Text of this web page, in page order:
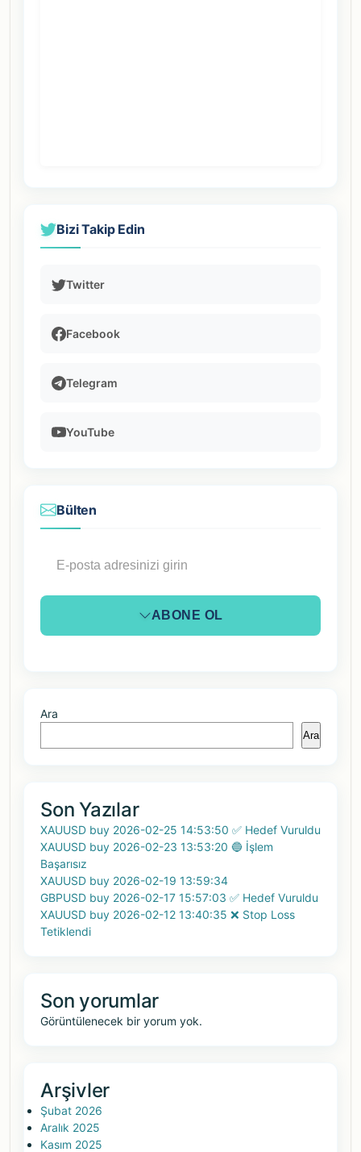
Bizi Takip Edin
Twitter
Facebook
Telegram
YouTube
Bülten
ABONE OL
Ara
Ara
Son Yazılar
XAUUSD buy 2026-02-25 14:53:50 ✅ Hedef Vuruldu
XAUUSD buy 2026-02-23 13:53:20 🔵 İşlem
Başarısız
XAUUSD buy 2026-02-19 13:59:34
GBPUSD buy 2026-02-17 15:57:03 ✅ Hedef Vuruldu
XAUUSD buy 2026-02-12 13:40:35 ❌ Stop Loss
Tetiklendi
Son yorumlar
Görüntülenecek bir yorum yok.
Arşivler
Şubat 2026
Aralık 2025
Kasım 2025